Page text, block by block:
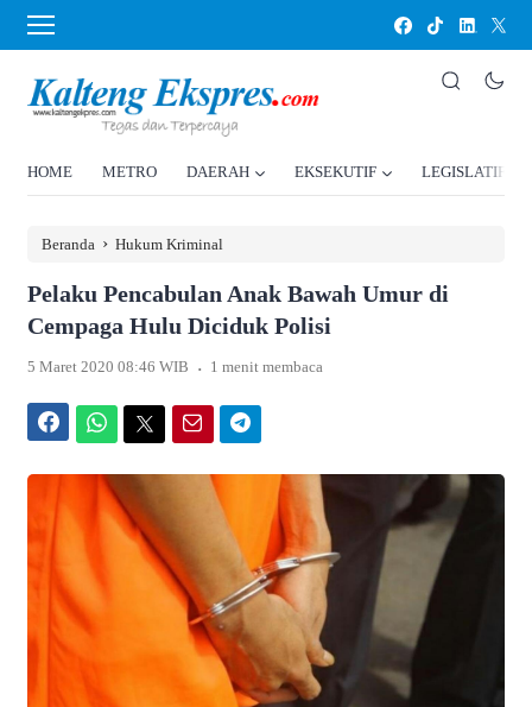
HOME METRO DAERAH EKSEKUTIF LEGISLATIF
Beranda › Hukum Kriminal
Pelaku Pencabulan Anak Bawah Umur di
Cempaga Hulu Diciduk Polisi
5 Maret 2020 08:46 WIB . 1 menit membaca